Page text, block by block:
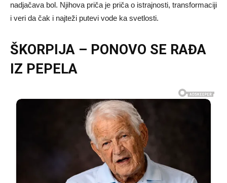
nadjačava bol. Njihova priča je priča o istrajnosti, transformaciji
i veri da čak i najteži putevi vode ka svetlosti.
ŠKORPIJA – PONOVO SE RAĐA
IZ PEPELA